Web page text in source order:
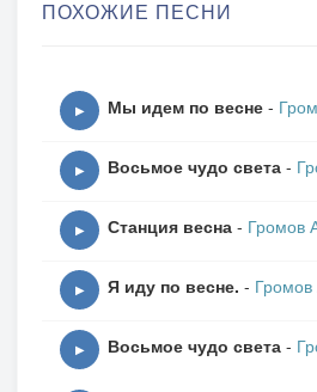
ПОХОЖИЕ ПЕСНИ
▶ Мы идем по весне -
▶ Восьмое чудо света -
▶ Станция весна - Громов
▶ Я иду по весне. -
▶ Восьмое чудо света -